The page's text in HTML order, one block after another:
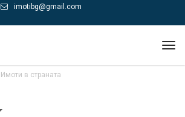

imotibg@gmail.com
Имоти в страната